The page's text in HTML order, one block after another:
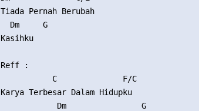
Tiada Pernah Berubah
  Dm     G
Kasihku
Reff :
           C              F/C
Karya Terbesar Dalam Hidupku
            Dm                G